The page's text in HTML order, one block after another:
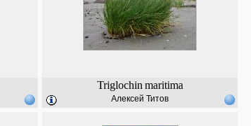
Triglochin maritima
Алексей Титов